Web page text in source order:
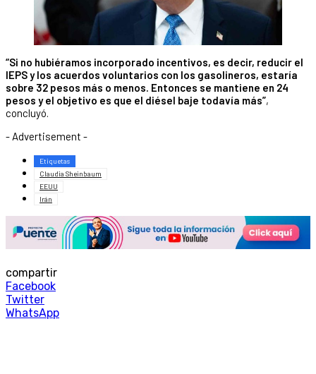
“Si no hubiéramos incorporado incentivos, es decir, reducir el
IEPS y los acuerdos voluntarios con los gasolineros, estaría
sobre 32 pesos más o menos. Entonces se mantiene en 24
pesos y el objetivo es que el diésel baje todavía más”,
concluyó.
- Advertisement -
Etiquetas
Claudia Sheinbaum
EEUU
Irán
compartir
Facebook
Twitter
WhatsApp